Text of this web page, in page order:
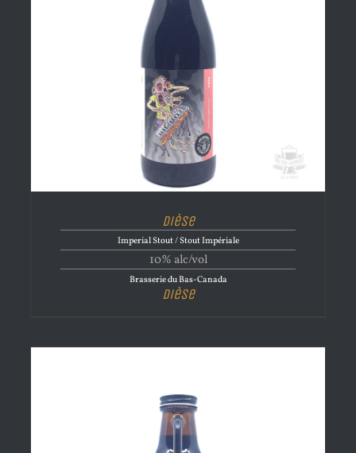
Dièse
Imperial Stout / Stout Impériale
10% alc/vol
Brasserie du Bas-Canada
Dièse